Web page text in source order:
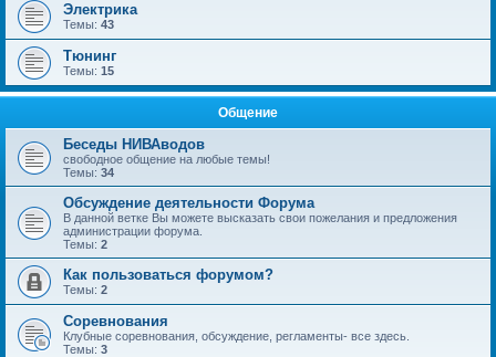
Электрика
Темы: 43
Тюнинг
Темы: 15
Общение
Беседы НИВАводов
свободное общение на любые темы!
Темы: 34
Обсуждение деятельности Форума
В данной ветке Вы можете высказать свои пожелания и предложения
администрации форума.
Темы: 2
Как пользоваться форумом?
Темы: 2
Соревнования
Клубные соревнования, обсуждение, регламенты- все здесь.
Темы: 3